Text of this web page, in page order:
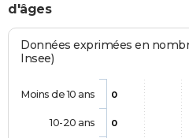
d'âges
Données exprimées en
Insee)
0
0
Moins de 10 ans
10-20 ans